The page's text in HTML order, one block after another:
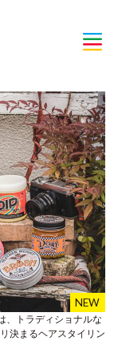
、トラディショナルな
決まるヘアスタイリン